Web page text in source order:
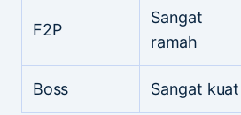
F2P
Sangat
ramah
Boss Sangat kuat